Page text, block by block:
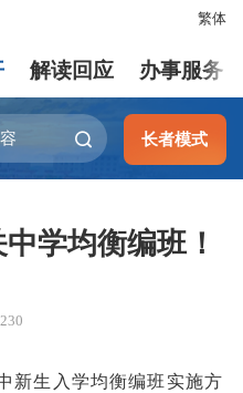
繁体
解读回应 办事服务
长者模式
学均衡编班！
230
生入学均衡编班实施方